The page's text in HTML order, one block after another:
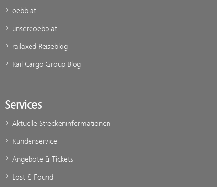
oebb.at
unsereoebb.at
railaxed Reiseblog
Rail Cargo Group Blog
Services
Aktuelle Streckeninformationen
Kundenservice
Angebote & Tickets
Lost & Found